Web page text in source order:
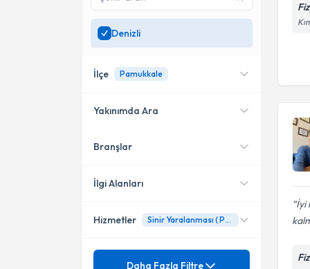
İyi
Denizli
İlçe Pamukkale
Pamukkale
Yakınımda Ara
Konumuma yakın uzmanları
Branşlar
Fizyoterapi
İlgi Alanları
Bel Ağrısı
Hizmetler Sinir Yaralanması ( Paralizi)
Mezuniyet
Daha Fazla Filtre